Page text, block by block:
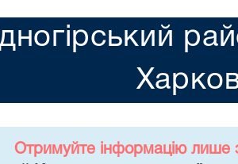
Отримуйте інформацію лише